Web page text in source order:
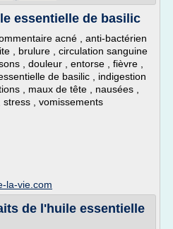
essentielle de basilic
acné , anti-bactérien
, brulure , circulation sanguine
, douleur , entorse , fièvre ,
de basilic , indigestion
, maux de tête , nausées ,
, vomissements
la-vie.com
de l'huile essentielle